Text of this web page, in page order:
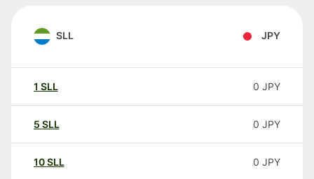
SLL JPY
1 SLL 0 JPY
5 SLL 0 JPY
10SLL 0 JPY